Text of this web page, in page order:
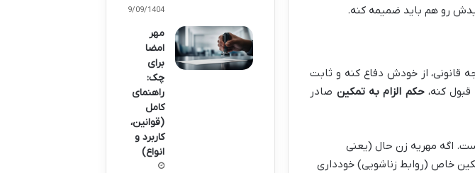
رو هم باید ضمیمه کنه.
قانونی، از خودش دفاع کنه و ثابت
قبول کنه،حکم الزام به تمکین صادر
اگه مهریه زن حال (یعنی
خاص (روابط زناشویی) خودداری
29/09/1404
مهر
امضا
برای
چک:
راهنمای
کامل
(قوانین،
کاربرد و
انواع)